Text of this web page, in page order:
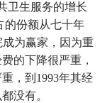
卫生服务的增长
的份额从七十年
成为赢家，因为重
的下降很严重，
，到1993年其经
没有。